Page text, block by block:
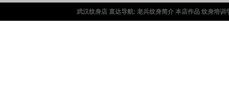
武汉纹身店 直达导航: 老兵纹身简介 本店作品 纹身培训